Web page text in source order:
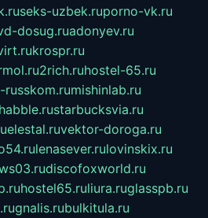
seks-uzbek.ruporno-vk.ru
dosug.ruadonyev.ru
krospr.ru
2rich.ruhostel-65.ru
mishinlab.ru
habble.rustarbucksvia.ru
elestal.ruvektor-doroga.ru
lenasever.rulovinskix.ru
discofoxworld.ru
hostel65.ruliura.ruglasspb.ru
gnalis.rubulkitula.ru